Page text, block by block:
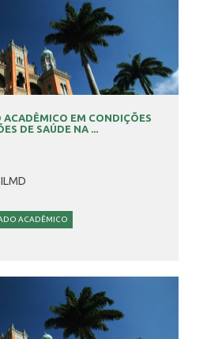
EM CONDIÇÕES
DE SAÚDE NA ...
ACADÊMICO